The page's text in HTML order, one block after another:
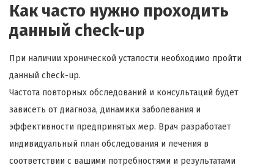
Как часто нужно проходить
данный check-up
При наличии хронической усталости необходимо пройти
данный check-up.
Частота повторных обследований и консультаций будет
зависеть от диагноза, динамики заболевания и
эффективности предпринятых мер. Врач разработает
индивидуальный план обследования и лечения в
соответствии с вашими потребностями и результатами